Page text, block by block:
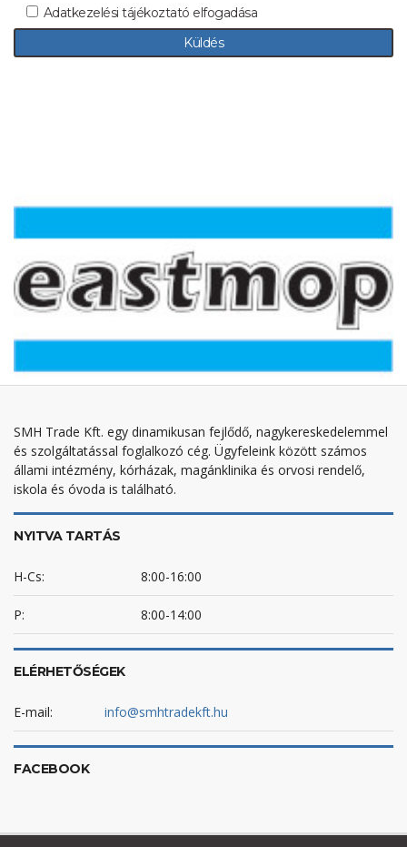
Adatkezelési tájékoztató elfogadása
SMH Trade Kft. egy dinamikusan fejlődő, nagykereskedelemmel
és szolgáltatással foglalkozó cég. Ügyfeleink között számos
állami intézmény, kórházak, magánklinika és orvosi rendelő,
iskola és óvoda is található.
NYITVA TARTÁS
H-Cs: 8:00-16:00
P: 8:00-14:00
ELÉRHETŐSÉGEK
E-mail: info@smhtradekft.hu
FACEBOOK